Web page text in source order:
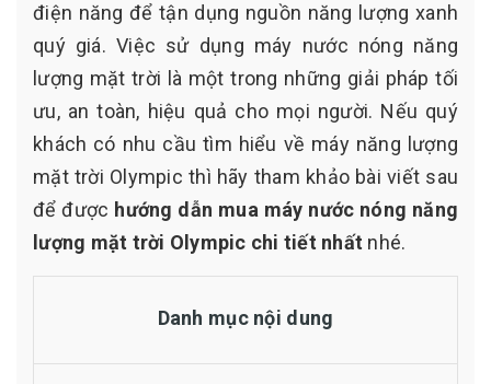
điện năng để tận dụng nguồn năng lượng xanh
quý giá. Việc sử dụng máy nước nóng năng
lượng mặt trời là một trong những giải pháp tối
ưu, an toàn, hiệu quả cho mọi người. Nếu quý
khách có nhu cầu tìm hiểu về máy năng lượng
mặt trời Olympic thì hãy tham khảo bài viết sau
để được hướng dẫn mua máy nước nóng năng
lượng mặt trời Olympic chi tiết nhất nhé.
Danh mục nội dung